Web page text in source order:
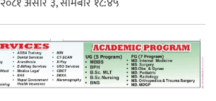
महत्त्वपूर्ण हुन्छ : मेयर मण्डल